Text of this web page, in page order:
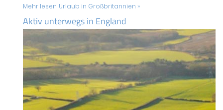
Mehr lesen: Urlaub in Großbritannien »
Aktiv unterwegs in England